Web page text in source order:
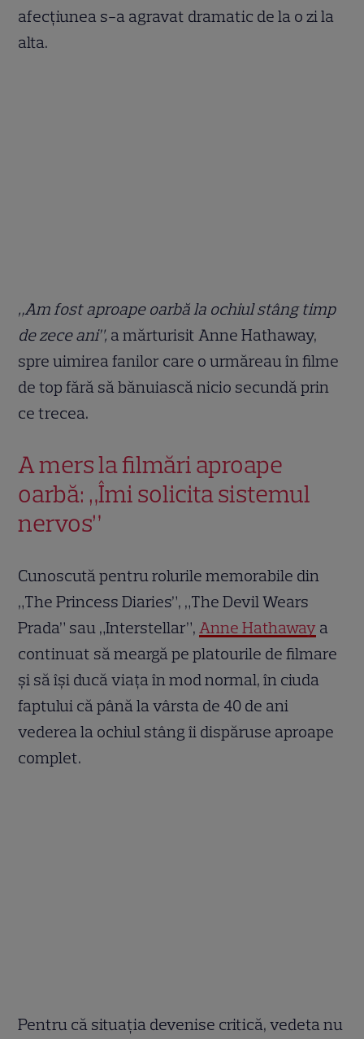
afecțiunea s-a agravat dramatic de la o zi la
alta.
„Am fost aproape oarbă la ochiul stâng timp
de zece ani”, a mărturisit Anne Hathaway,
spre uimirea fanilor care o urmăreau în filme
de top fără să bănuiască nicio secundă prin
ce trecea.
A mers la filmări aproape
oarbă: „Îmi solicita sistemul
nervos”
Cunoscută pentru rolurile memorabile din
„The Princess Diaries”, „The Devil Wears
Prada” sau „Interstellar”, Anne Hathaway a
continuat să meargă pe platourile de filmare
și să își ducă viața în mod normal, în ciuda
faptului că până la vârsta de 40 de ani
vederea la ochiul stâng îi dispăruse aproape
complet.
Pentru că situația devenise critică, vedeta nu